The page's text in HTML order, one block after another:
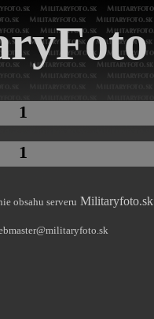
1
1
obsahu serveru Militaryfoto.sk